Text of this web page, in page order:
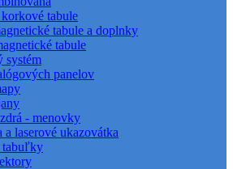
tabule
tabule a doplnky
tabule
systém
panelov
- menovky
a laserové ukazovátka
tabuľky